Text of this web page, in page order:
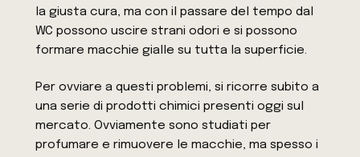
la giusta cura, ma con il passare del tempo dal
WC possono uscire strani odori e si possono
formare macchie gialle su tutta la superficie.
Per ovviare a questi problemi, si ricorre subito a
una serie di prodotti chimici presenti oggi sul
mercato. Ovviamente sono studiati per
profumare e rimuovere le macchie, ma spesso i